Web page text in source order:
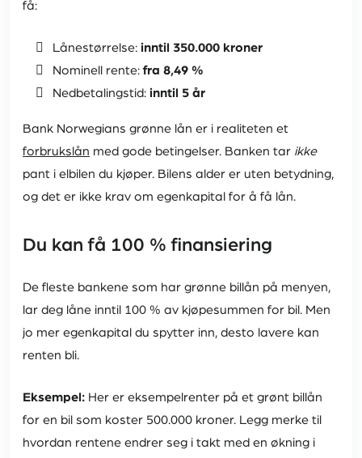
få:
Lånestørrelse: inntil 350.000 kroner
Nominell rente:fra 8,49 %
Nedbetalingstid: inntil 5 år
Bank Norwegians grønne lån er i realiteten et
forbrukslån med gode betingelser. Banken tar ikke
pant i elbilen du kjøper. Bilens alder er uten betydning,
og det er ikke krav om egenkapital for å få lån.
Du kan få 100 % finansiering
De fleste bankene som har grønne billån på menyen,
lar deg låne inntil 100 % av kjøpesummen for bil. Men
jo mer egenkapital du spytter inn, desto lavere kan
renten bli.
Eksempel: Her er eksempelrenter på et grønt billån
for en bil som koster 500.000 kroner. Legg merke til
hvordan rentene endrer seg i takt med en økning i